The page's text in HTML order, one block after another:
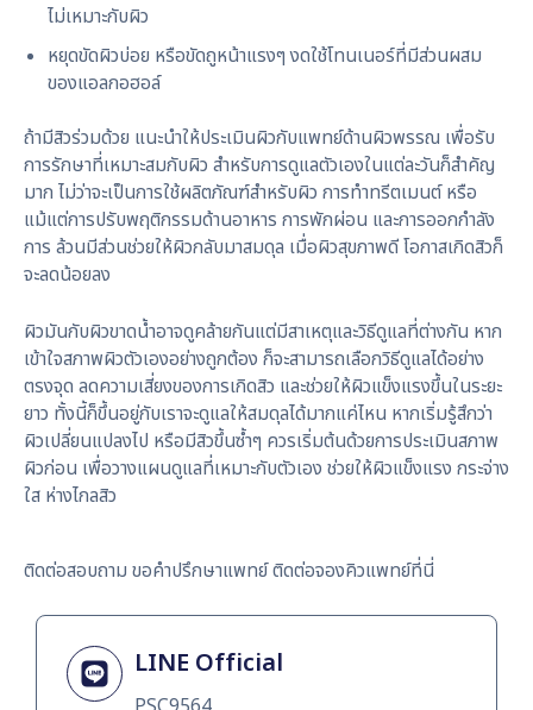
ไม่เหมาะกับผิว
หยุดขัดผิวบ่อย หรือขัดถูหน้าแรงๆ งดใช้โทนเนอร์ที่มีส่วนผสม
ของแอลกอฮอล์
ถ้ามีสิวร่วมด้วย แนะนำให้ประเมินผิวกับแพทย์ด้านผิวพรรณ เพื่อรับ
การรักษาที่เหมาะสมกับผิว สำหรับการดูแลตัวเองในแต่ละวันก็สำคัญ
มาก ไม่ว่าจะเป็นการใช้ผลิตภัณฑ์สำหรับผิว การทำทรีตเมนต์ หรือ
แม้แต่การปรับพฤติกรรมด้านอาหาร การพักผ่อน และการออกกำลัง
การ ล้วนมีส่วนช่วยให้ผิวกลับมาสมดุล เมื่อผิวสุขภาพดี โอกาสเกิดสิวก็
จะลดน้อยลง
ผิวมันกับผิวขาดน้ำอาจดูคล้ายกันแต่มีสาเหตุและวิธีดูแลที่ต่างกัน หาก
เข้าใจสภาพผิวตัวเองอย่างถูกต้อง ก็จะสามารถเลือกวิธีดูแลได้อย่าง
ตรงจุด ลดความเสี่ยงของการเกิดสิว และช่วยให้ผิวแข็งแรงขึ้นในระยะ
ยาว ทั้งนี้ก็ขึ้นอยู่กับเราจะดูแลให้สมดุลได้มากแค่ไหน หากเริ่มรู้สึกว่า
ผิวเปลี่ยนแปลงไป หรือมีสิวขึ้นซ้ำๆ ควรเริ่มต้นด้วยการประเมินสภาพ
ผิวก่อน เพื่อวางแผนดูแลที่เหมาะกับตัวเอง ช่วยให้ผิวแข็งแรง กระจ่าง
ใส ห่างไกลสิว
ติดต่อสอบถาม ขอคำปรึกษาแพทย์ ติดต่อจองคิวแพทย์ที่นี่
LINE Official